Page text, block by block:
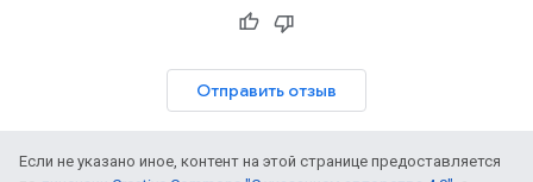
Отправить отзыв
Если не указано иное, контент на этой странице предоставляется